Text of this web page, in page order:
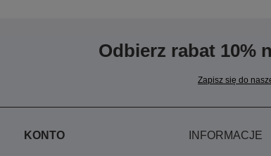
Odbierz rabat 10%
Zapisz się do
KONTO INFORMACJE